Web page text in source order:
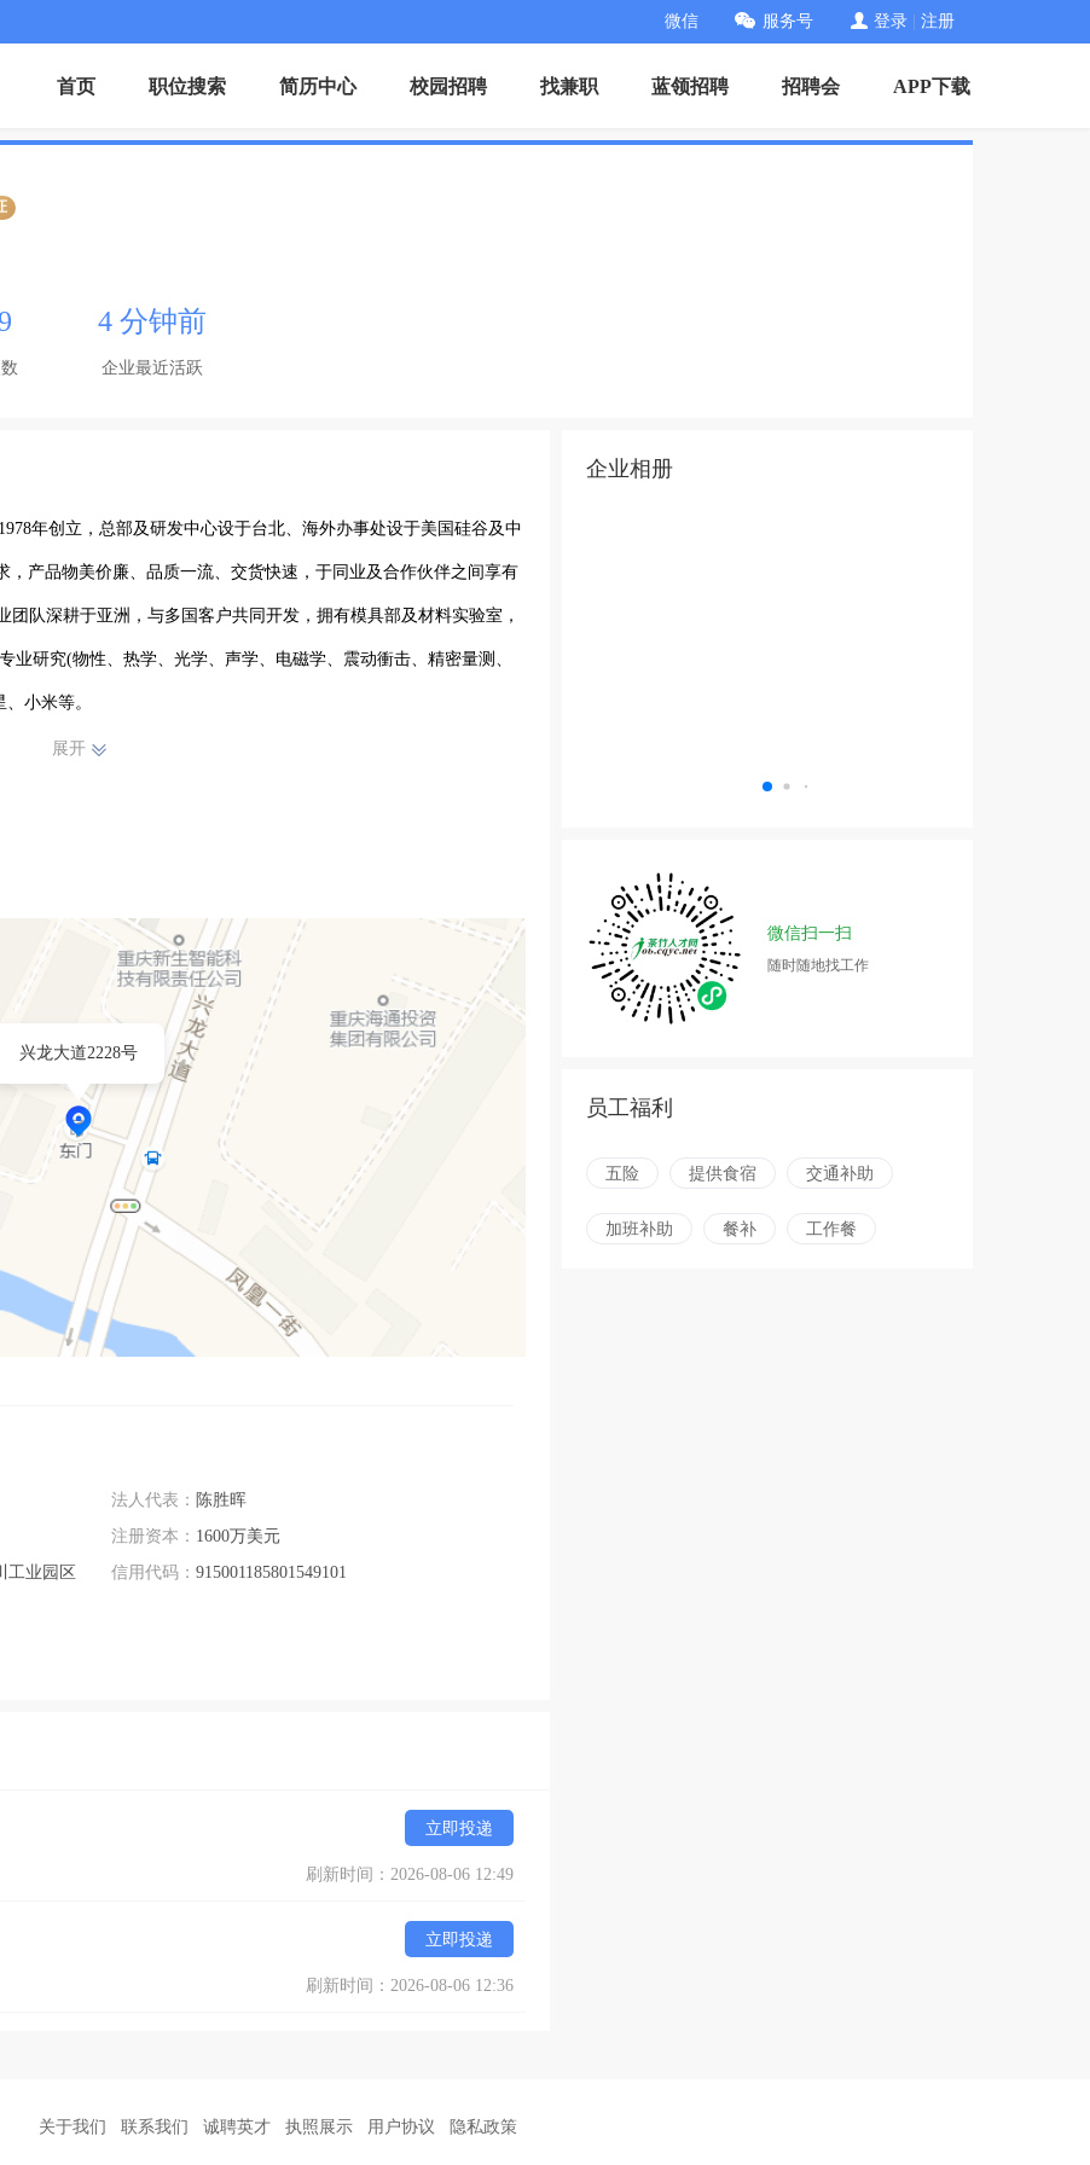
微信 服务号 登录 注册
首页 职位搜索 简历中心 校园招聘 找兼职 蓝领招聘 招聘会 APP下载
4 分钟前
企业最近活跃
年创立，总部及研发中心设于台北、海外办事处设于美国硅谷及中
，产品物美价廉、品质一流、交货快速，于同业及合作伙伴之间享有
团队深耕于亚洲，与多国客户共同开发，拥有模具部及材料实验室，
业研究(物性、热学、光学、声学、电磁学、震动衝击、精密量测、
小米等。
展开
兴龙大道2228号
工业园区
法人代表： 陈胜晖
注册资本： 1600万美元
信用代码： 915001185801549101
立即投递
刷新时间：2026-08-06 12:49
立即投递
刷新时间：2026-08-06 12:36
企业相册
微信扫一扫
随时随地找工作
员工福利
五险 提供食宿 交通补助
加班补助 餐补 工作餐
关于我们 联系我们 诚聘英才 执照展示 用户协议 隐私政策